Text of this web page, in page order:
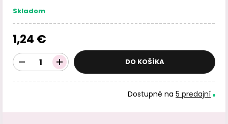
Skladom
1,24 €
DO KOŠÍKA
Dostupné na 5 predajní